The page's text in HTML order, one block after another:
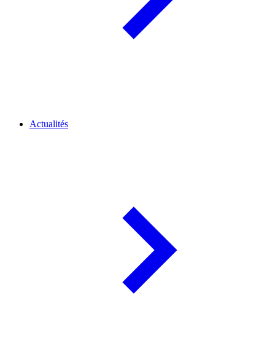
Actualités